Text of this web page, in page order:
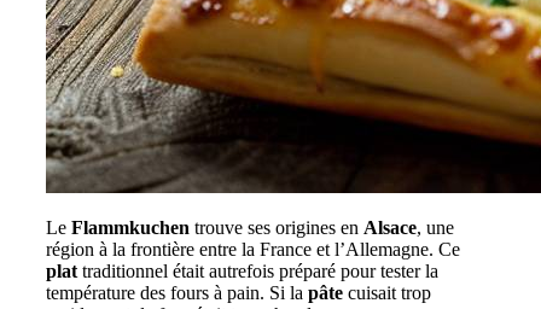
Le Flammkuchen trouve ses origines en Alsace, une
région à la frontière entre la France et l’Allemagne. Ce
plat traditionnel était autrefois préparé pour tester la
température des fours à pain. Si la pâte cuisait trop